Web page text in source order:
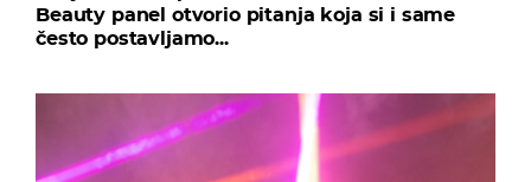
Beauty panel otvorio pitanja koja si i same
često postavljamo...